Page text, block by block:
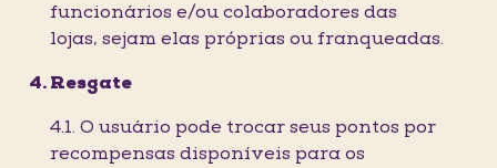
funcionários e/ou colaboradores das
lojas, sejam elas próprias ou franqueadas.
Resgate
4.1. O usuário pode trocar seus pontos por
recompensas disponíveis para os